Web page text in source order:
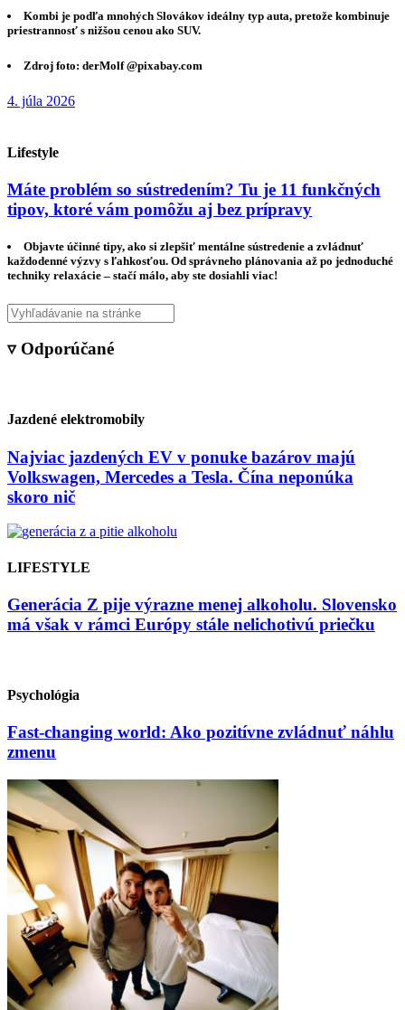
Kombi je podľa mnohých Slovákov ideálny typ auta, pretože kombinuje
priestrannosť s nižšou cenou ako SUV.
Zdroj foto: derMolf @pixabay.com
4. júla 2026
Lifestyle
Máte problém so sústredením? Tu je 11 funkčných
tipov, ktoré vám pomôžu aj bez prípravy
Objavte účinné tipy, ako si zlepšiť mentálne sústredenie a zvládnuť
každodenné výzvy s ľahkosťou. Od správneho plánovania až po jednoduché
techniky relaxácie – stačí málo, aby ste dosiahli viac!
▿ Odporúčané
Jazdené elektromobily
Najviac jazdených EV v ponuke bazárov majú
Volkswagen, Mercedes a Tesla. Čína neponúka
skoro nič
LIFESTYLE
Generácia Z pije výrazne menej alkoholu. Slovensko
má však v rámci Európy stále nelichotivú priečku
Psychológia
Fast-changing world: Ako pozitívne zvládnuť náhlu
zmenu